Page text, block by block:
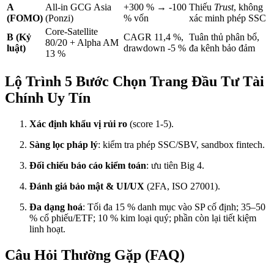
A
(FOMO)
All-in GCG Asia
(Ponzi)
+300 % → -100
% vốn
Thiếu Trust, không
xác minh phép SSC
B (Kỷ
luật)
Core-Satellite
80/20 + Alpha AM
13 %
CAGR 11,4 %,
drawdown -5 %
Tuân thủ phân bổ,
đa kênh bảo đảm
Lộ Trình 5 Bước Chọn Trang Đầu Tư Tài
Chính Uy Tín
Xác định khẩu vị rủi ro (score 1-5).
Sàng lọc pháp lý: kiểm tra phép SSC/SBV, sandbox fintech.
Đối chiếu báo cáo kiểm toán: ưu tiên Big 4.
Đánh giá bảo mật & UI/UX (2FA, ISO 27001).
Đa dạng hoá: Tối đa 15 % danh mục vào SP cố định; 35–50
% cổ phiếu/ETF; 10 % kim loại quý; phần còn lại tiết kiệm
linh hoạt.
Câu Hỏi Thường Gặp (FAQ)